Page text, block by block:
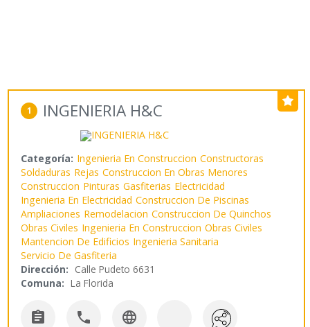
1 INGENIERIA H&C
Categoría: Ingenieria En Construccion Constructoras
Soldaduras Rejas Construccion En Obras Menores
Construccion Pinturas Gasfiterias Electricidad
Ingenieria En Electricidad Construccion De Piscinas
Ampliaciones Remodelacion Construccion De Quinchos
Obras Civiles Ingenieria En Construccion Obras Civiles
Mantencion De Edificios Ingenieria Sanitaria
Servicio De Gasfiteria
Dirección: Calle Pudeto 6631
Comuna: La Florida
  